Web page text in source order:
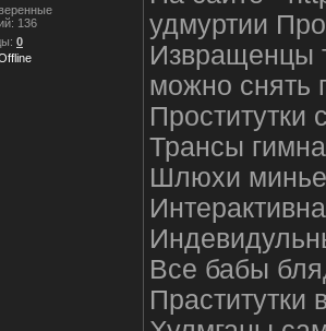
136
0
удмуртии
Извращенцы
можно снять
Проститутки
Трансы
Шлюхи
Все бабы
Праститутки